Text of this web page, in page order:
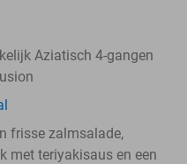
Aziatisch 4-gangen
frisse zalmsalade,
met teriyakisaus en een